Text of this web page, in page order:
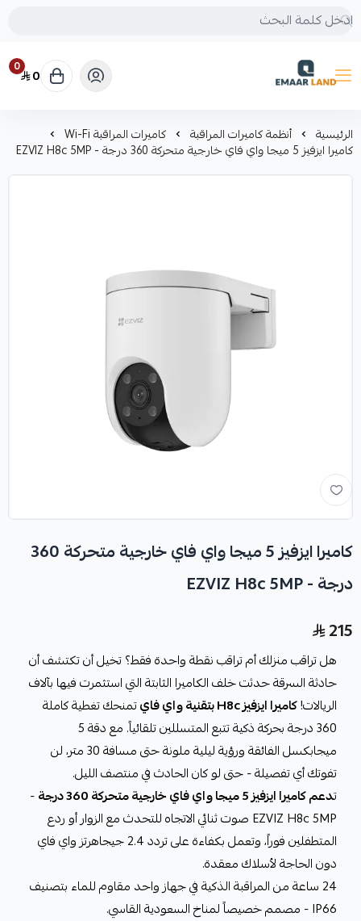
إعمار لاند
0 0
الرئيسية أنظمة كاميرات المراقبة كاميرات المراقبة Wi-Fi
كاميرا ايزفيز 5 ميجا واي فاي خارجية متحركة 360 درجة - EZVIZ H8c 5MP
كاميرا ايزفيز 5 ميجا واي فاي خارجية متحركة 360
درجة - EZVIZ H8c 5MP
215
هل تراقب منزلك أم تراقب نقطة واحدة فقط؟ تخيل أن تكتشف أن
حادثة السرقة حدثت خلف الكاميرا الثابتة التي استثمرت فيها بآلاف
الريالات!كاميرا ايزفيز H8c بتقنية واي فاي
تمنحك تغطية كاملة
360 درجة بحركة ذكية تتبع المتسللين تلقائياً. مع دقة 5
ميجابكسل الفائقة ورؤية ليلية ملونة حتى مسافة 30 متر، لن
تفوتك أي تفصيلة - حتى لو كان الحادث في منتصف الليل.
تدعم كاميرا ايزفيز 5 ميجا واي فاي خارجية متحركة 360 درجة
-
EZVIZ H8c 5MP صوت ثنائي الاتجاه للتحدث مع الزوار أو ردع
المتطفلين فوراً، وتعمل بكفاءة على تردد 2.4 جيجاهرتز واي فاي
دون الحاجة لأسلاك معقدة.
24 ساعة من المراقبة الذكية في جهاز واحد مقاوم للماء بتصنيف
IP66 - مصمم خصيصاً لمناخ السعودية القاسي.